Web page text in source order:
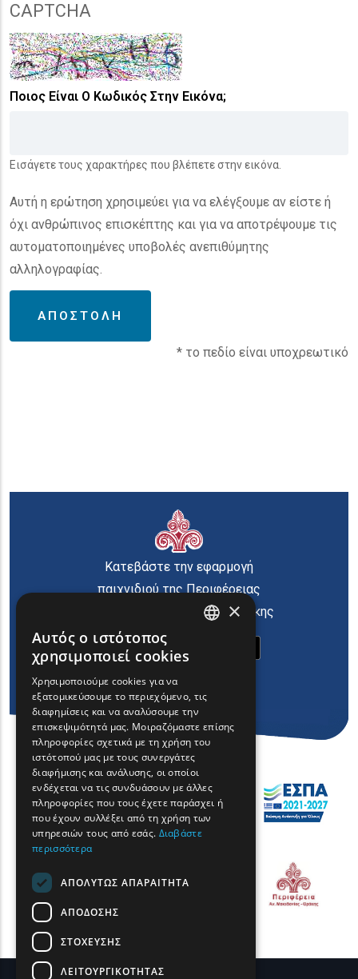
CAPTCHA
Ποιος Είναι Ο Κωδικός Στην Εικόνα;
Εισάγετε τους χαρακτήρες που βλέπετε στην εικόνα.
Αυτή η ερώτηση χρησιμεύει για να ελέγξουμε αν είστε ή
όχι ανθρώπινος επισκέπτης και για να αποτρέψουμε τις
αυτοματοποιημένες υποβολές ανεπιθύμητης
αλληλογραφίας.
* το πεδίο είναι υποχρεωτικό
Κατεβάστε την εφαρμογή
παιχνιδιού της Περιφέρειας
Ανατολικής Μακεδονίας Θράκης
FRENCH
BULGARIAN
ROMANIAN
TURKISH
×
Αυτός ο ιστότοπος
χρησιμοποιεί cookies
Χρησιμοποιούμε cookies για να
εξατομικεύσουμε το περιεχόμενο, τις
διαφημίσεις και να αναλύσουμε την
επισκεψιμότητά μας. Μοιραζόμαστε επίσης
πληροφορίες σχετικά με τη χρήση του
ιστότοπού μας με τους συνεργάτες
διαφήμισης και ανάλυσης, οι οποίοι
ενδέχεται να τις συνδυάσουν με άλλες
πληροφορίες που τους έχετε παράσχει ή
που έχουν συλλέξει από τη χρήση των
υπηρεσιών τους από εσάς. Διαβάστε
περισσότερα
ΑΠΟΛΎΤΩΣ ΑΠΑΡΑΊΤΗΤΑ
ΑΠΌΔΟΣΗΣ
ΣΤΌΧΕΥΣΗΣ
ΛΕΙΤΟΥΡΓΙΚΌΤΗΤΑΣ